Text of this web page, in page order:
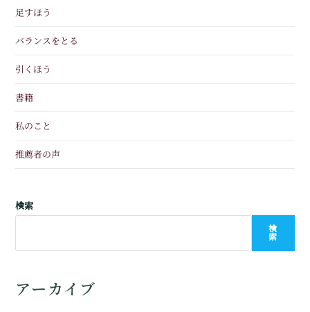
足すほう
バランスをとる
引くほう
書籍
私のこと
推薦者の声
検索
検
索
アーカイブ